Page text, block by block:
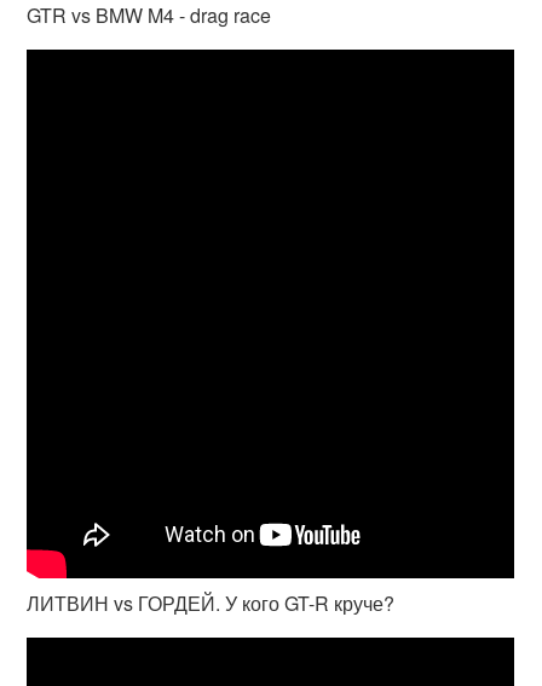
GTR vs BMW M4 - drag race
ЛИТВИН vs ГОРДЕЙ. У кого GT-R круче?